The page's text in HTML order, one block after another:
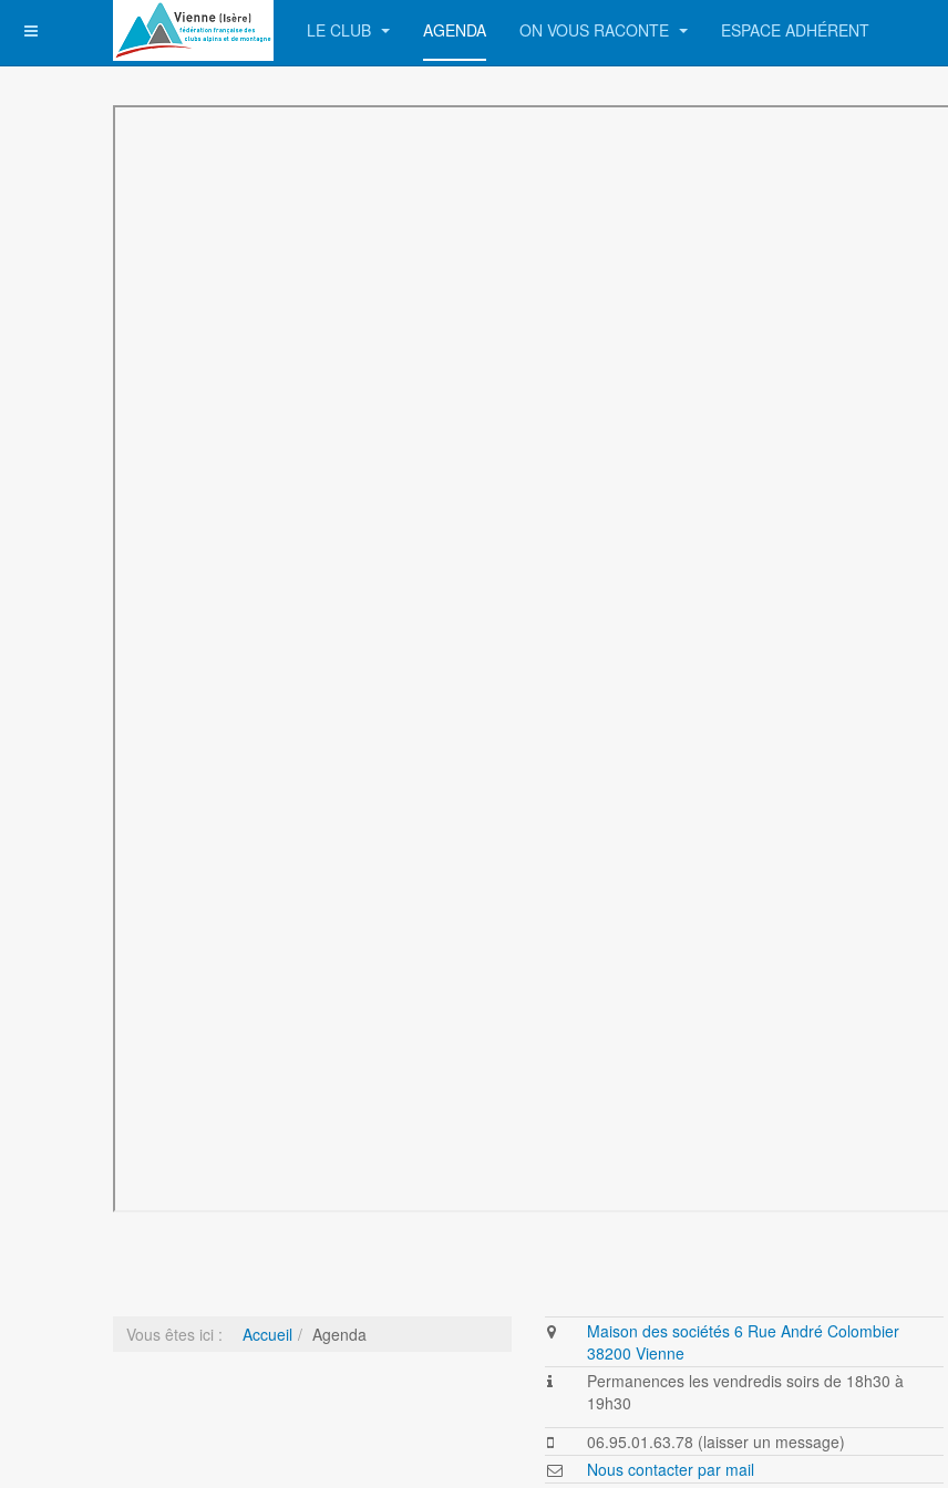
LE CLUB AGENDA ON VOUS RACONTE ESPACE ADHÉRENT
Vous êtes ici : Accueil Agenda
Maison des sociétés 6 Rue André Colombier
38200 Vienne
Permanences les vendredis soirs de 18h30 à
19h30
06.95.01.63.78 (laisser un message)
Nous contacter par mail